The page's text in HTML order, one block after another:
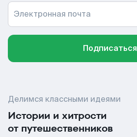
Электронная почта
Подписаться
Делимся классными идеями
Истории и хитрости
от путешественников